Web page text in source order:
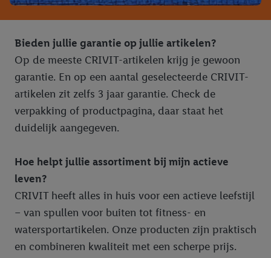
Bieden jullie garantie op jullie artikelen?
Op de meeste CRIVIT-artikelen krijg je gewoon
garantie. En op een aantal geselecteerde CRIVIT-
artikelen zit zelfs 3 jaar garantie. Check de
verpakking of productpagina, daar staat het
duidelijk aangegeven.
Hoe helpt jullie assortiment bij mijn actieve
leven?
CRIVIT heeft alles in huis voor een actieve leefstijl
– van spullen voor buiten tot fitness- en
watersportartikelen. Onze producten zijn praktisch
en combineren kwaliteit met een scherpe prijs.